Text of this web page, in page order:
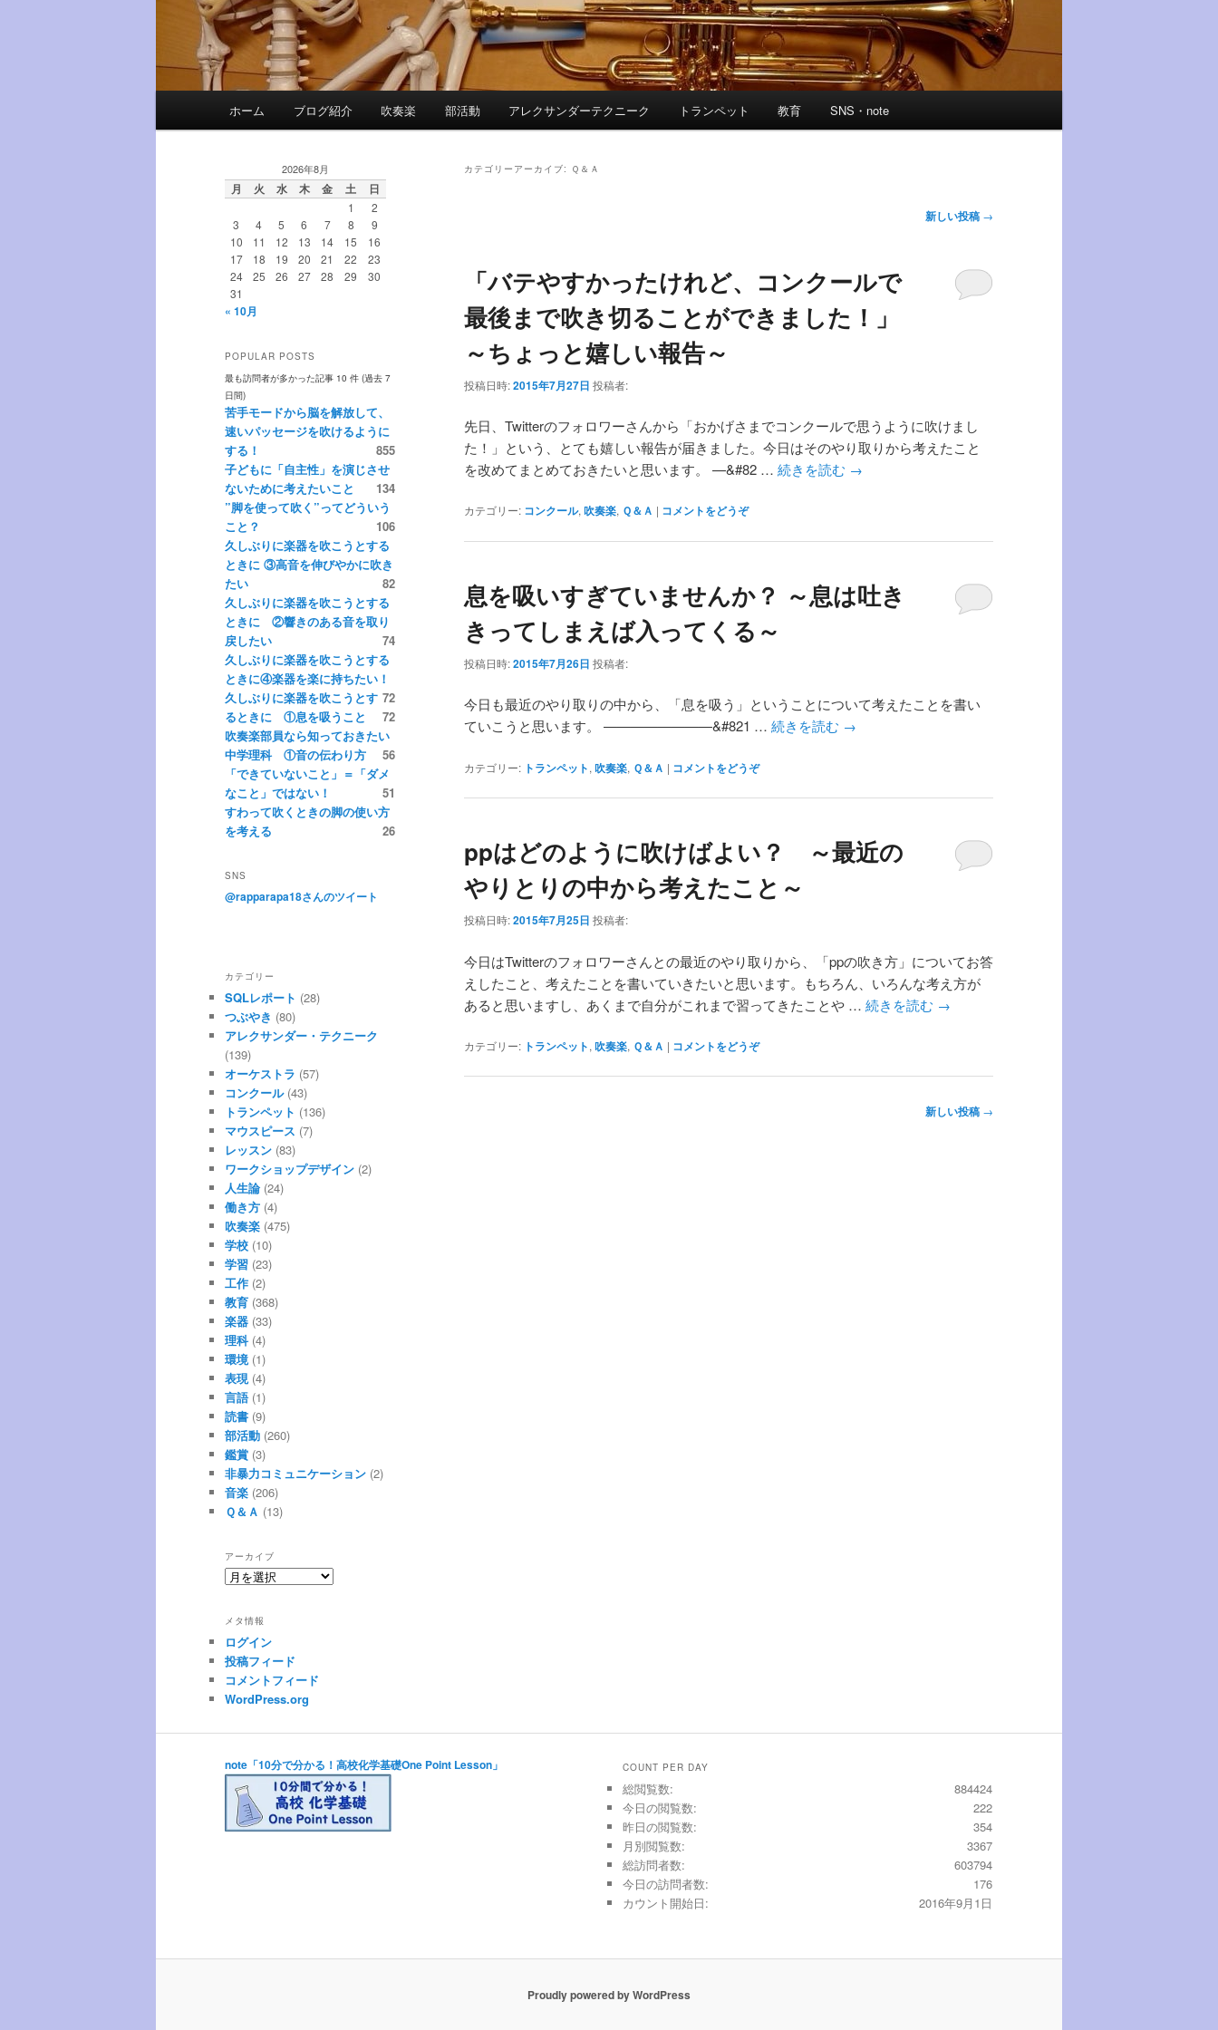
メ
ン
コ
ン
ツ
へ
移
動
サ
コ
ン
ツ
へ
移
動
ホーム ブログ紹介 吹奏楽 部活動 アレクサンダーテクニーク トランペット 教育 SNS・note
カテゴリーアーカイブ: Ｑ＆Ａ
ゲ
ー
ン
新しい投稿 →
「バテやすかったけれど、コンクールで
最後まで吹き切ることができました！」
～ちょっと嬉しい報告～
投稿日時:2015年7月27日 投稿者:
先日、Twitterのフォロワーさんから「おかげさまでコンクールで思うように吹けまし
た！」という、とても嬉しい報告が届きました。今日はそのやり取りから考えたこと
を改めてまとめておきたいと思います。 —&#82 … 続きを読む →
カテゴリー: コンクール, 吹奏楽, Ｑ＆Ａ | コメントをどうぞ
息を吸いすぎていませんか？ ～息は吐き
きってしまえば入ってくる～
投稿日時:2015年7月26日 投稿者:
今日も最近のやり取りの中から、「息を吸う」ということについて考えたことを書い
ていこうと思います。 ————————&#821 … 続きを読む →
カテゴリー: トランペット, 吹奏楽, Ｑ＆Ａ | コメントをどうぞ
ppはどのように吹けばよい？ ～最近の
やりとりの中から考えたこと～
投稿日時:2015年7月25日 投稿者:
今日はTwitterのフォロワーさんとの最近のやり取りから、「ppの吹き方」についてお答
えしたこと、考えたことを書いていきたいと思います。もちろん、いろんな考え方が
あると思いますし、あくまで自分がこれまで習ってきたことや … 続きを読む →
カテゴリー: トランペット, 吹奏楽, Ｑ＆Ａ | コメントをどうぞ
新しい投稿 →
2026年8月
月 火 水 木 金 土 日
1
2
3
4 5 6 7 8
9
10
11 12 13 14 15
16
17
18 19 20 21 22
23
24
25 26 27 28 29
30
31
« 10月
POPULAR POSTS
最も訪問者が多かった記事 10 件 (過去 7
日間)
苦手モードから脳を解放して、
速いパッセージを吹けるように
する！
855
子どもに「自主性」を演じさせ
ないために考えたいこと
134
”脚を使って吹く”ってどういう
こと？
106
久しぶりに楽器を吹こうとする
ときに ③高音を伸びやかに吹き
たい
82
久しぶりに楽器を吹こうとする
ときに ②響きのある音を取り
戻したい
74
久しぶりに楽器を吹こうとする
ときに④楽器を楽に持ちたい！
72
久しぶりに楽器を吹こうとす
るときに ①息を吸うこと
72
吹奏楽部員なら知っておきたい
中学理科 ①音の伝わり方
56
「できていないこと」＝「ダメ
なこと」ではない！
51
すわって吹くときの脚の使い方
を考える
26
SNS
@rapparapa18さんのツイート
カテゴリー
SQLレポート (28)
つぶやき (80)
アレクサンダー・テクニーク
(139)
オーケストラ (57)
コンクール(43)
トランペット (136)
マウスピース (7)
レッスン (83)
ワークショップデザイン (2)
人生論 (24)
働き方 (4)
吹奏楽 (475)
学校 (10)
学習 (23)
工作 (2)
教育 (368)
楽器 (33)
理科(4)
環境 (1)
表現 (4)
言語(1)
読書 (9)
部活動 (260)
鑑賞 (3)
非暴力コミュニケーション (2)
音楽 (206)
Ｑ＆Ａ (13)
アーカイブ
ア
イ
ブ
メタ情報
ログイン
投稿フィード
コメントフィード
WordPress.org
note「10分で分かる！高校化学基礎One Point Lesson」 COUNT PER DAY
884424
総閲覧数:
222
今日の閲覧数:
354
昨日の閲覧数:
3367
月別閲覧数:
603794
総訪問者数:
176
今日の訪問者数:
2016年9月1日
カウント開始日:
Proudly powered by WordPress